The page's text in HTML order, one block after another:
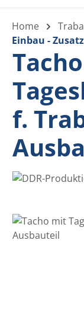
Home
Einbau -
f.
Bildergalerie